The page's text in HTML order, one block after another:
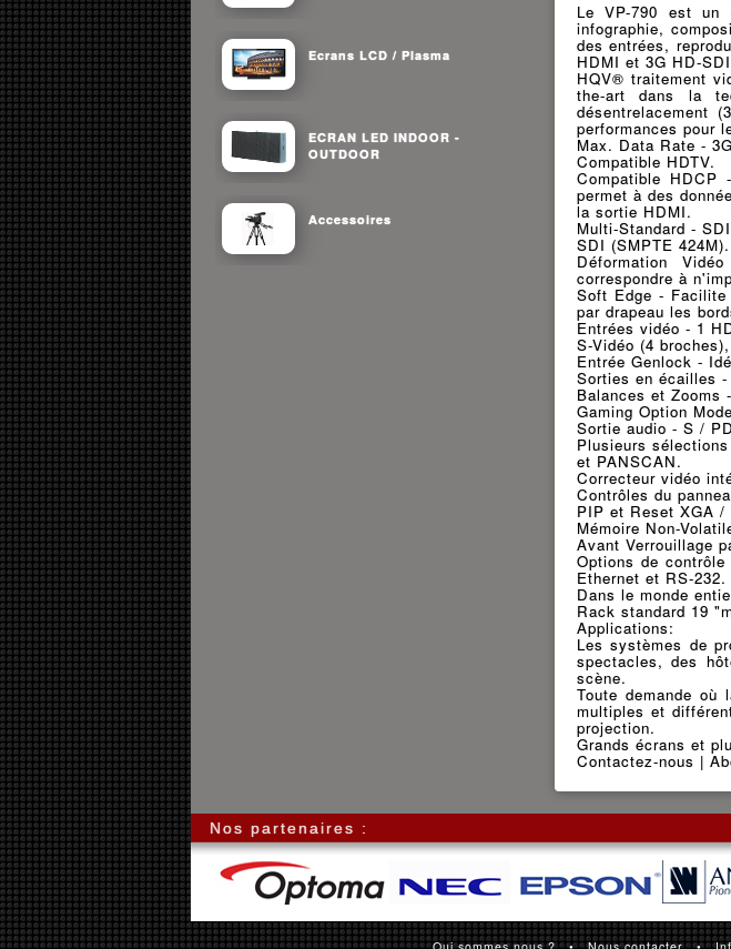
Ecrans LCD / Plasma
ECRAN LED INDOOR -
OUTDOOR
Accessoires
Le VP-790 est un
infographie,
des entrées,
HDMI et 3G HD-
HQV® traitement
the-art dans la
performances pour
Max. Data Rate -
Compatible HDTV.
Compatible
permet à des
la sortie HDMI.
Multi-Standard -
SDI (SMPTE 424M).
Déformation
correspondre à
Soft Edge -
par drapeau les
Entrées vidéo - 1
S-Vidéo (4
Entrée Genlock -
Sorties en écailles
Balances et Zooms
Gaming Option
Sortie audio - S /
Plusieurs
et PANSCAN.
Correcteur vidéo
Contrôles du
PIP et Reset XGA /
Mémoire Non-
Avant Verrouillage
Options de
Ethernet et RS-232.
Dans le monde
Rack standard 19
Applications:
Les systèmes de
spectacles, des
scène.
Toute demande
multiples et
projection.
Grands écrans et
Contactez-nous |
Nos partenaires :